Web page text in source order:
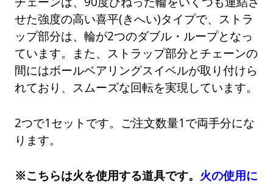
せた強度の高い喜平(きへい)タイプで、ストラ
ップ部分は、輪が2つのダブル・ループとなっ
ています。また、ストラップ部分とチェーンの
間にはボールベアリングスイベルが取り付けら
れており、スムーズな回転を実現しています。
2つで1セットです。ご注文数量1で両手分にな
ります。
※こちらは火を使用する道具です。 火の使用に